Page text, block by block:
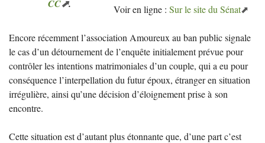
CC . Voir en ligne :Sur le site du Sénat
Encore récemment l’association Amoureux au ban public signale
le cas d’un détournement de l’enquête initialement prévue pour
contrôler les intentions matrimoniales d’un couple, qui a eu pour
conséquence l’interpellation du futur époux, étranger en situation
irrégulière, ainsi qu’une décision d’éloignement prise à son
encontre.
Cette situation est d’autant plus étonnante que, d’une part c’est